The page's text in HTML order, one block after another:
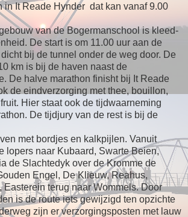
in It Reade Hynder dat kan vanaf 9.00
van de Bogermanschool is kleed-
De start is om 11.00 uur aan de
bij de tunnel onder de weg door. De
km is bij de haven naast de
De halve marathon finisht bij It Reade
de eindverzorging met thee, bouillon,
Hier staat ook de tijdwaarneming
De tijdjury van de rest is bij de
met bordjes en kalkpijlen. Vanuit
lopers naar Kubaard, Swarte Beien,
de Slachtedyk over de Kromme de
Engel, De Klieuw, Reahus,
Easterein terug naar Wommels. Door
is de route iets gewijzigd ten opzichte
zijn er verzorgingsposten met lauw